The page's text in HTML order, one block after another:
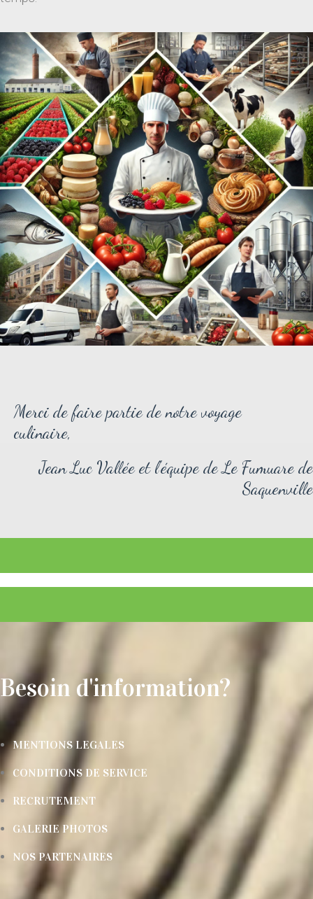
Merci de faire partie de notre voyage
culinaire,
Jean Luc Vallée et l'équipe de Le Fumuare de
Saquenville
Besoin d'information?
MENTIONS LEGALES
CONDITIONS DE SERVICE
RECRUTEMENT
GALERIE PHOTOS
NOS PARTENAIRES